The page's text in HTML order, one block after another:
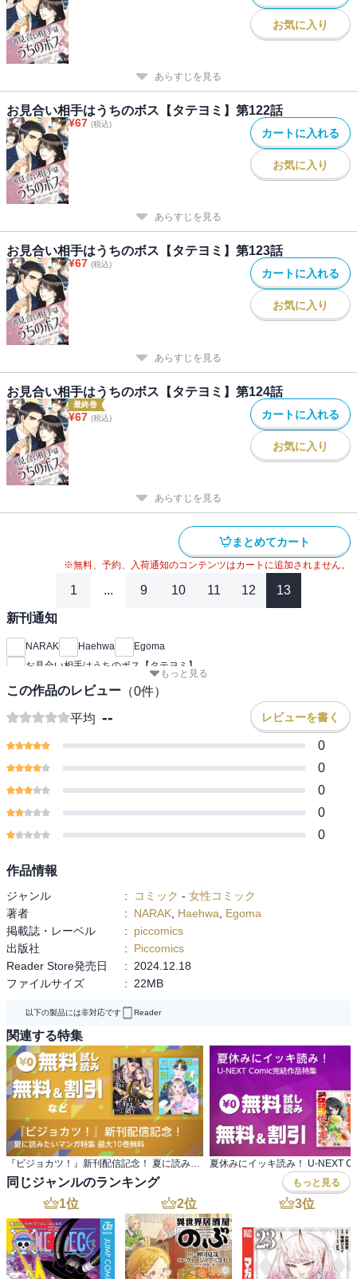
お気に入り
あらすじを見る
お見合い相手はうちのボス【タテヨミ】第122話
¥67 (税込)
カートに入れる
お気に入り
あらすじを見る
お見合い相手はうちのボス【タテヨミ】第123話
¥67 (税込)
カートに入れる
お気に入り
あらすじを見る
お見合い相手はうちのボス【タテヨミ】第124話
最終巻
¥67 (税込) カートに入れる
お気に入り
あらすじを見る
まとめてカート
※無料、予約、入荷通知のコンテンツはカートに追加されません。
1 ... 9 10 11 12 13
新刊通知
NARAK Haehwa
Egoma
お見合い相手はうちのボス【タテヨミ】
もっと見る
この作品のレビュー （0件）
平均 -- レビューを書く
0
0
0
0
0
作品情報
ジャンル : コミック - 女性コミック
著者
: NARAK Haehwa
Egoma
掲載誌・レーベル
:
piccomics
出版社
:
Piccomics
Reader Store発売日
:
2024.12.18
ファイルサイズ
: 22MB
以下の製品には非対応です Reader
関連する特集
同じジャンルのランキング もっと見る
1位 2位 3位